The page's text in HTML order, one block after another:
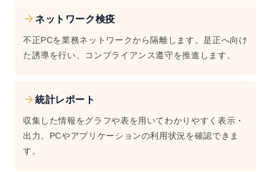
ネットワーク検疫
不正PCを業務ネットワークから隔離します。是正へ向け
た誘導を行い、コンプライアンス遵守を推進します。
統計レポート
収集した情報をグラフや表を用いてわかりやすく表示・
出力。PCやアプリケーションの利用状況を確認できま
す。